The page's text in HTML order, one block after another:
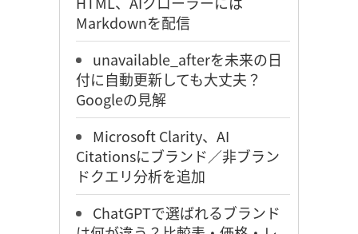
Markdownを配信
unavailable_afterを未来の日
付に自動更新しても大丈夫？
Googleの見解
Microsoft Clarity、AI
Citationsにブランド／非ブラン
ドクエリ分析を追加
ChatGPTで選ばれるブランド